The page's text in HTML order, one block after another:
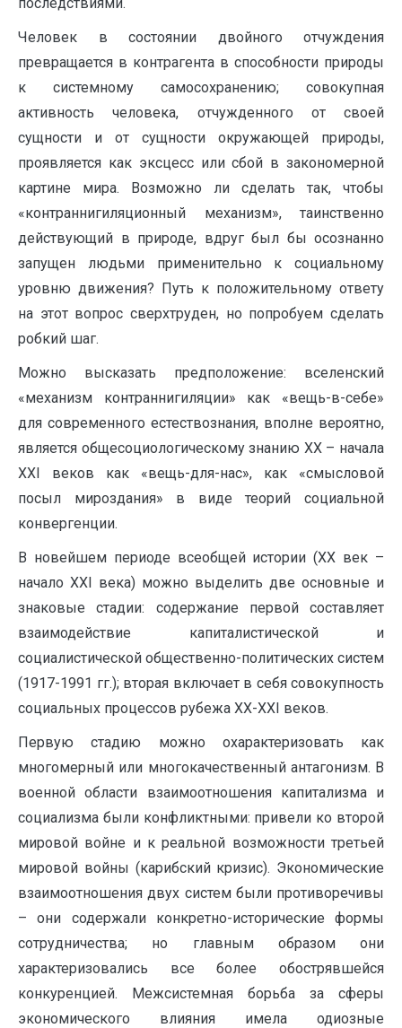
Человек в состоянии двойного отчуждения
превращается в контрагента в способности природы
к системному самосохранению; совокупная
активность человека, отчужденного от своей
сущности и от сущности окружающей природы,
проявляется как эксцесс или сбой в закономерной
картине мира. Возможно ли сделать так, чтобы
«контраннигиляционный механизм», таинственно
действующий в природе, вдруг был бы осознанно
запущен людьми применительно к социальному
уровню движения? Путь к положительному ответу
на этот вопрос сверхтруден, но попробуем сделать
робкий шаг.
Можно высказать предположение: вселенский
«механизм контраннигиляции» как «вещь-в-себе»
для современного естествознания, вполне вероятно,
является общесоциологическому знанию ХХ – начала
ХХI веков как «вещь-для-нас», как «смысловой
посыл мироздания» в виде теорий социальной
конвергенции.
В новейшем периоде всеобщей истории (ХХ век –
начало ХХI века) можно выделить две основные и
знаковые стадии: содержание первой составляет
взаимодействие капиталистической и
социалистической общественно-политических систем
(1917-1991 гг.); вторая включает в себя совокупность
социальных процессов рубежа ХХ-ХХI веков.
Первую стадию можно охарактеризовать как
многомерный или многокачественный антагонизм. В
военной области взаимоотношения капитализма и
социализма были конфликтными: привели ко второй
мировой войне и к реальной возможности третьей
мировой войны (карибский кризис). Экономические
взаимоотношения двух систем были противоречивы
– они содержали конкретно-исторические формы
сотрудничества; но главным образом они
характеризовались все более обострявшейся
конкуренцией. Межсистемная борьба за сферы
экономического влияния имела одиозные